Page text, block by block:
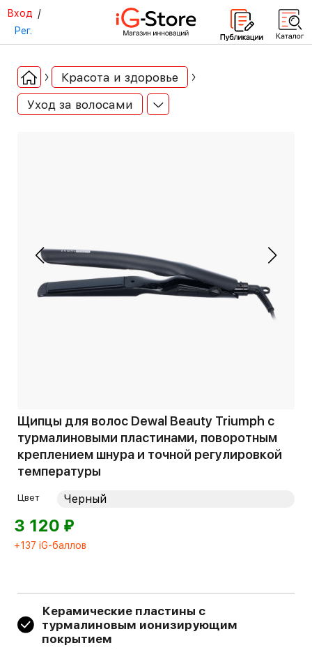
Вход /
Рег.
Красота и здоровье
Уход за волосами
Щипцы для волос Dewal Beauty Triumph с
турмалиновыми пластинами, поворотным
креплением шнура и точной регулировкой
температуры
Цвет
3 120 ⃏
+137 iG-баллов
Керамические пластины с
турмалиновым ионизирующим
покрытием